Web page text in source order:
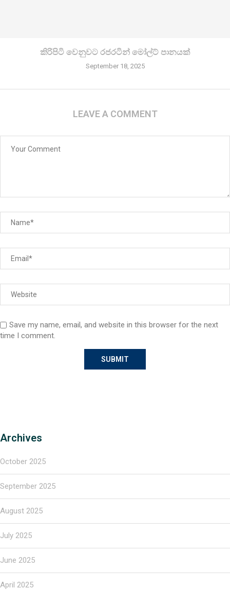
කිරි­පිටි වෙනු­වට රජ­ර­ටින් මෝල්ට් පානයක්
September 18, 2025
LEAVE A COMMENT
Save my name, email, and website in this browser for the next
time I comment.
Archives
October 2025
September 2025
August 2025
July 2025
June 2025
April 2025